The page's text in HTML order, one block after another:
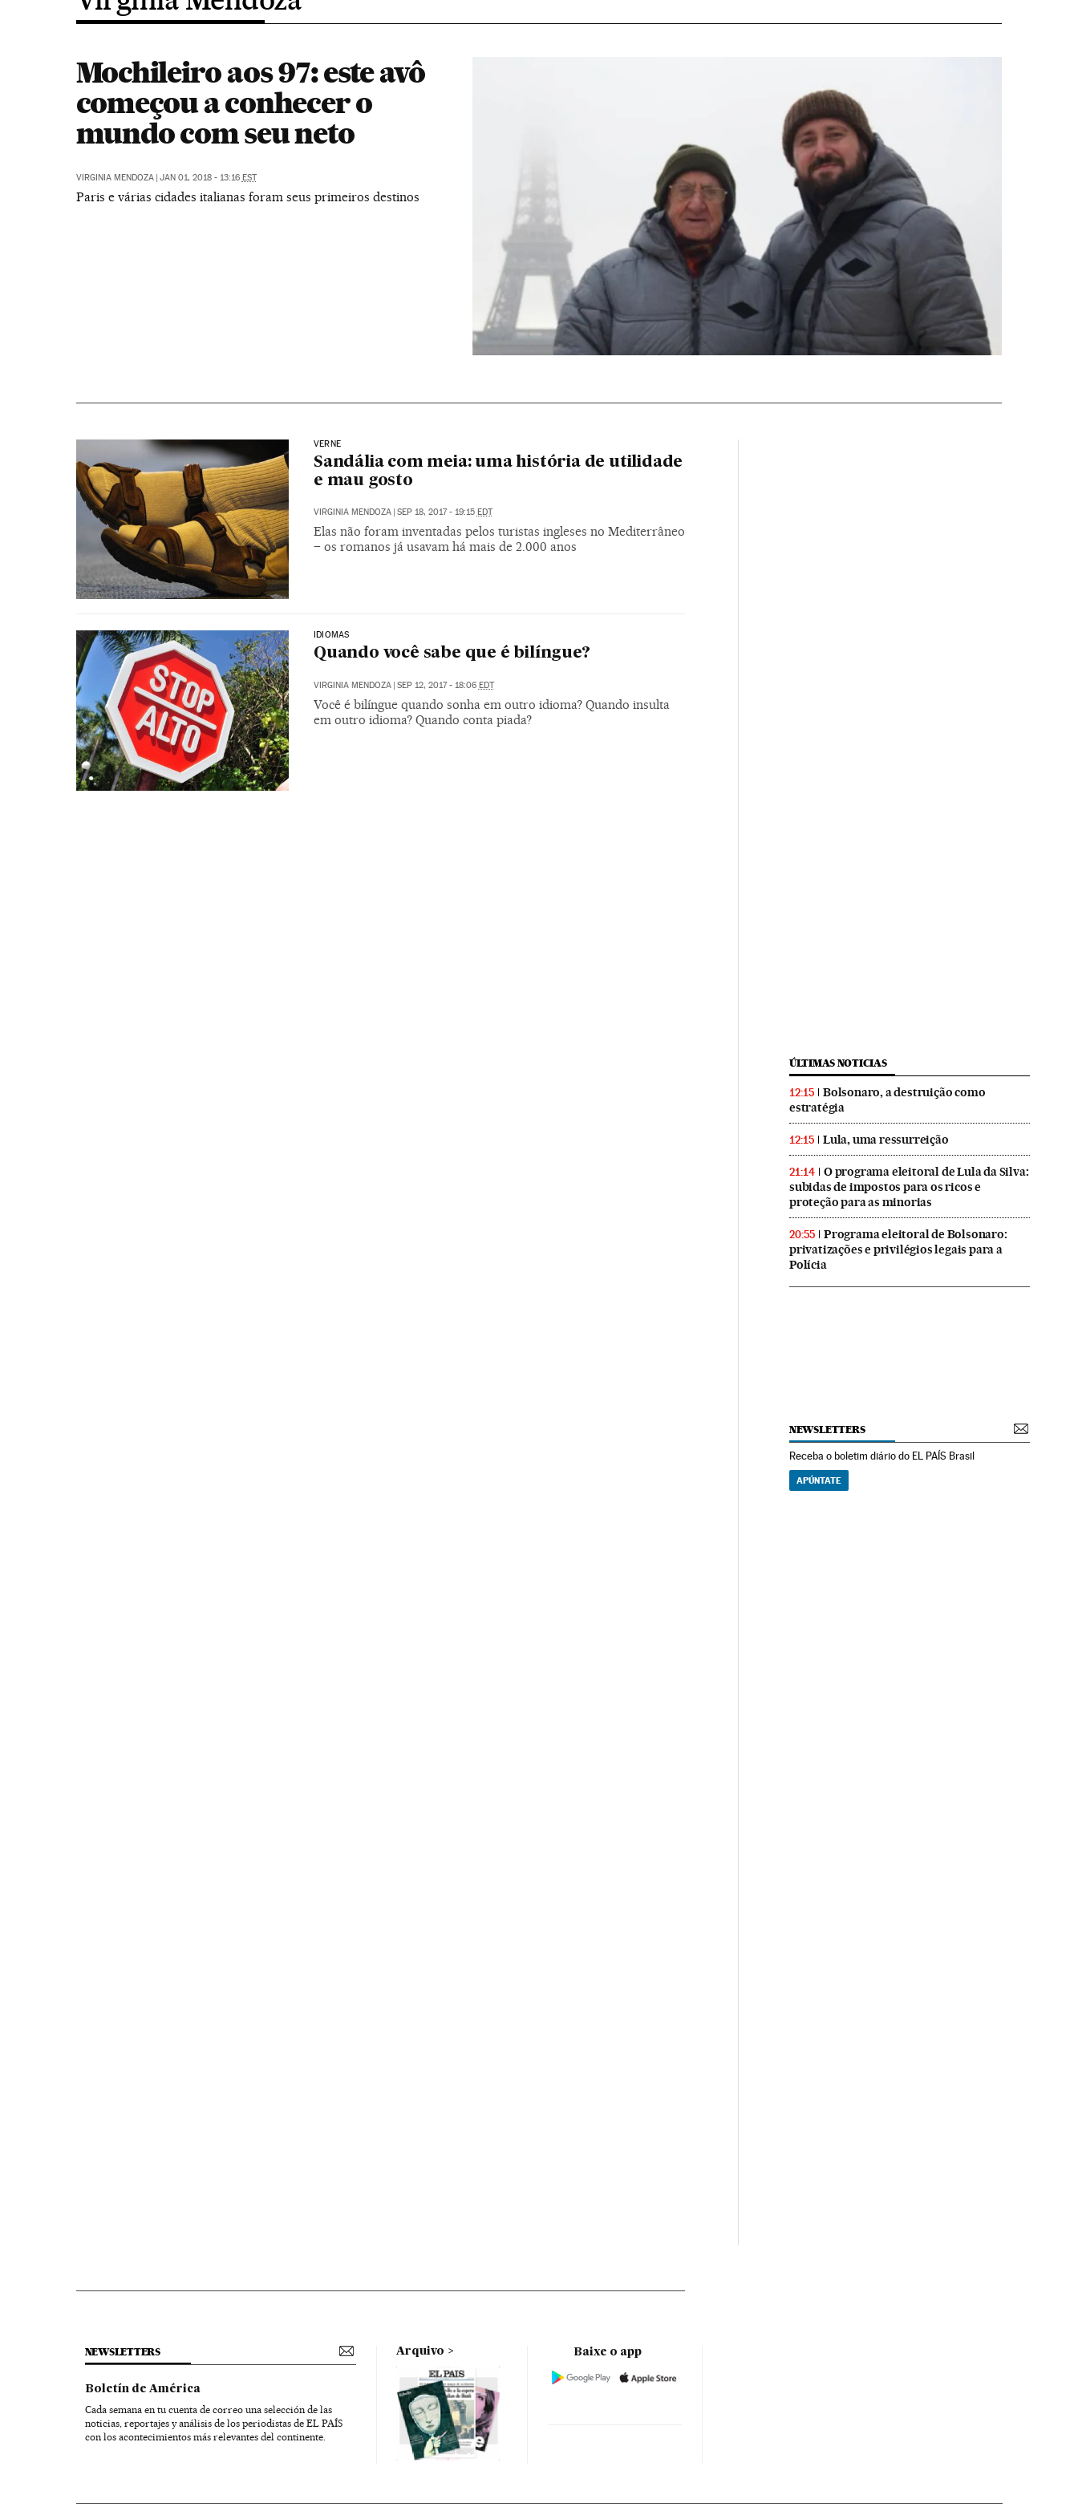
Mochileiro aos 97: este avô
começou a conhecer o
mundo com seu neto
VIRGINIA MENDOZA | JAN 01, 2018 - 13:16 EST
Paris e várias cidades italianas foram seus primeiros destinos
VERNE
Sandália com meia: uma história de utilidade
e mau gosto
VIRGINIA MENDOZA | SEP 18, 2017 - 19:15 EDT
Elas não foram inventadas pelos turistas ingleses no Mediterrâneo
– os romanos já usavam há mais de 2.000 anos
IDIOMAS
Quando você sabe que é bilíngue?
VIRGINIA MENDOZA SEP 12, 2017 - 18:06 EDT
Você é bilíngue quando sonha em outro idioma? Quando insulta
em outro idioma? Quando conta piada?
ÚLTIMAS NOTICIAS
12:15
Bolsonaro, a destruição como
estratégia
12:15 Lula, uma ressurreição
21:14
O programa eleitoral de Lula da Silva:
subidas de impostos para os ricos e
proteção para as minorias
20:55
Programa eleitoral de Bolsonaro:
privatizações e privilégios legais para a
Polícia
NEWSLETTERS
Receba o boletim diário do EL PAÍS Brasil
APÚNTATE
NEWSLETTERS
Boletín de América
Cada semana en tu cuenta de correo una selección de las
noticias, reportajes y análisis de los periodistas de EL PAÍS
con los acontecimientos más relevantes del continente.
Arquivo Baixe o app